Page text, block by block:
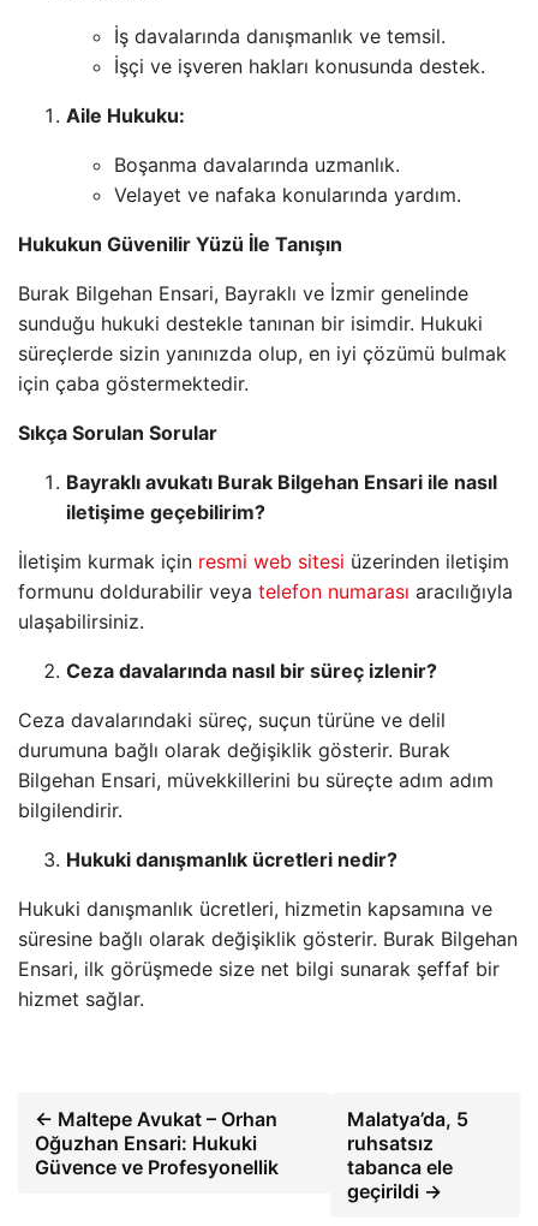
İş davalarında danışmanlık ve temsil.
İşçi ve işveren hakları konusunda destek.
Aile Hukuku:
Boşanma davalarında uzmanlık.
Velayet ve nafaka konularında yardım.
Hukukun Güvenilir Yüzü İle Tanışın
Burak Bilgehan Ensari, Bayraklı ve İzmir genelinde
sunduğu hukuki destekle tanınan bir isimdir. Hukuki
süreçlerde sizin yanınızda olup, en iyi çözümü bulmak
için çaba göstermektedir.
Sıkça Sorulan Sorular
Bayraklı avukatı Burak Bilgehan Ensari ile nasıl
iletişime geçebilirim?
İletişim kurmak için resmi web sitesi üzerinden iletişim
formunu doldurabilir veya telefon numarası aracılığıyla
ulaşabilirsiniz.
Ceza davalarında nasıl bir süreç izlenir?
Ceza davalarındaki süreç, suçun türüne ve delil
durumuna bağlı olarak değişiklik gösterir. Burak
Bilgehan Ensari, müvekkillerini bu süreçte adım adım
bilgilendirir.
Hukuki danışmanlık ücretleri nedir?
Hukuki danışmanlık ücretleri, hizmetin kapsamına ve
süresine bağlı olarak değişiklik gösterir. Burak Bilgehan
Ensari, ilk görüşmede size net bilgi sunarak şeffaf bir
hizmet sağlar.
← Maltepe Avukat – Orhan
Oğuzhan Ensari: Hukuki
Güvence ve Profesyonellik
Malatya’da, 5
ruhsatsız
tabanca ele
geçirildi →